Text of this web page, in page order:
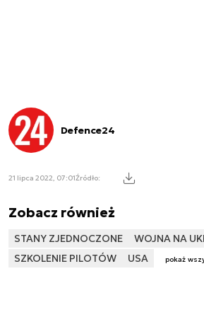
Defence24
21 lipca 2022, 07:01Źródło:
Zobacz również
STANY ZJEDNOCZONE
WOJNA NA
SZKOLENIE PILOTÓW
USA pokaż